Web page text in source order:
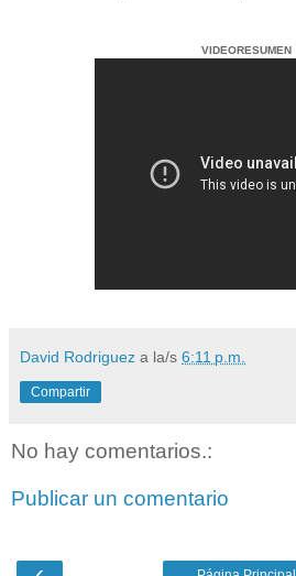
VIDEORESUMEN
David Rodriguez a la/s 6:11 p.m.
Compartir
No hay comentarios.:
Publicar un comentario